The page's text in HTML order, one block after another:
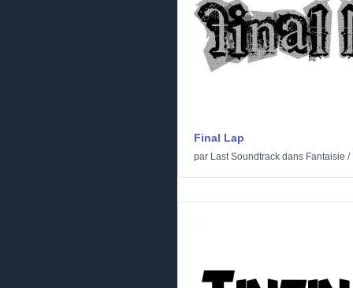
Final Lap
par Last Soundtrack dans Fantaisie /